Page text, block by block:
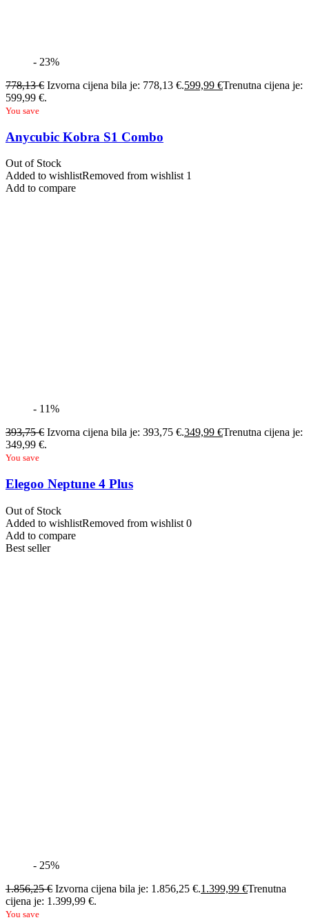
- 23%
778,13€ Izvorna cijena bila je: 778,13 €.599,99 €Trenutna cijena je:
599,99 €.
You save
Anycubic Kobra S1 Combo
Out of Stock
Added to wishlistRemoved from wishlist 1
Add to compare
- 11%
393,75€ Izvorna cijena bila je: 393,75 €.349,99 €Trenutna cijena je:
349,99 €.
You save
Elegoo Neptune 4 Plus
Out of Stock
Added to wishlistRemoved from wishlist 0
Add to compare
Best seller
- 25%
1.856,25€ Izvorna cijena bila je: 1.856,25 €.1.399,99 €Trenutna
cijena je: 1.399,99 €.
You save